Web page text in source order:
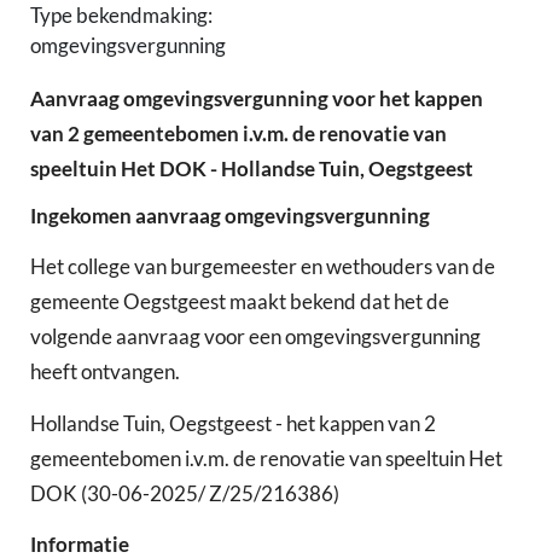
Type bekendmaking:
omgevingsvergunning
Aanvraag omgevingsvergunning voor het kappen
van 2 gemeentebomen i.v.m. de renovatie van
speeltuin Het DOK - Hollandse Tuin, Oegstgeest
Ingekomen aanvraag omgevingsvergunning
Het college van burgemeester en wethouders van de
gemeente Oegstgeest maakt bekend dat het de
volgende aanvraag voor een omgevingsvergunning
heeft ontvangen.
Hollandse Tuin, Oegstgeest - het kappen van 2
gemeentebomen i.v.m. de renovatie van speeltuin Het
DOK (30-06-2025/ Z/25/216386)
Informatie